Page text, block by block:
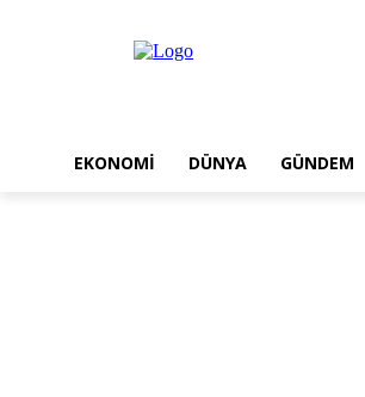
EKONOMI DÜNYA GÜNDEM